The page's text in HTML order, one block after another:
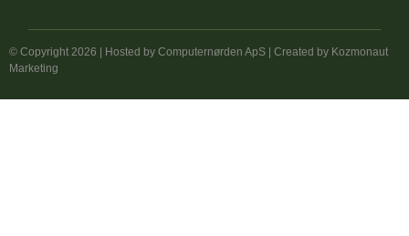
© Copyright 2026 | Hosted by Computernørden ApS | Created by Kozmonaut
Marketing